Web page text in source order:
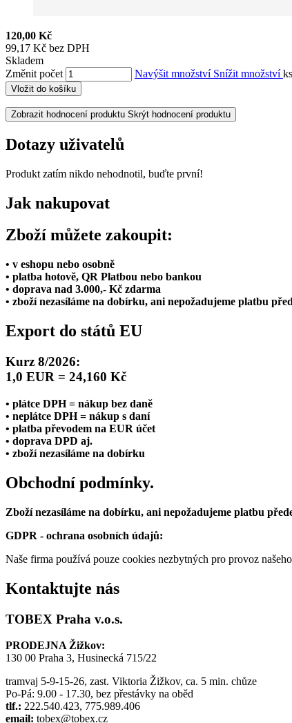
120,00 Kč
99,17 Kč bez DPH
Skladem
Změnit počet
Navýšit množství Snížit množstvíks
Vložit do košíku
Zobrazit hodnocení produktu Skrýt hodnocení produktu
Dotazy uživatelů
Produkt zatím nikdo nehodnotil, buďte první!
Jak nakupovat
Zboží můžete zakoupit:
• v eshopu nebo osobně
• platba hotově, QR Platbou nebo bankou
• doprava nad 3.000,- Kč zdarma
• zboží nezasíláme na dobírku, ani nepožadujeme platbu
Export do států EU
Kurz 8/2026:
1,0 EUR = 24,160 Kč
• plátce DPH = nákup bez daně
• neplátce DPH = nákup s daní
• platba převodem na EUR účet
• doprava DPD aj.
• zboží nezasíláme na dobírku
Obchodní podmínky.
Zboží nezasíláme na dobírku, ani nepožadujeme platbu
GDPR - ochrana osobních údajů:
Naše firma používá pouze cookies nezbytných pro provoz
Kontaktujte nás
TOBEX Praha v.o.s.
PRODEJNA Žižkov:
130 00 Praha 3, Husinecká 715/22
tramvaj 5-9-15-26, zast. Viktoria Žižkov, ca. 5 min. chůze
Po-Pá: 9.00 - 17.30, bez přestávky na oběd
tlf.: 222.540.423, 775.989.406
email: tobex@tobex.cz